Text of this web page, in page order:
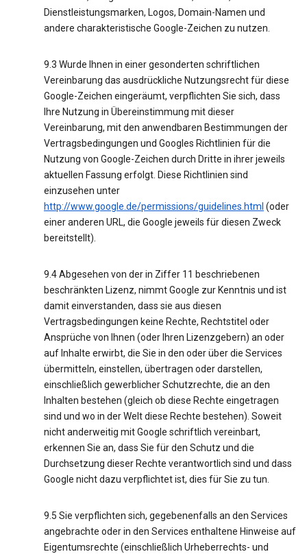
Dienstleistungsmarken, Logos, Domain-Namen und
andere charakteristische Google-Zeichen zu nutzen.
9.3 Wurde Ihnen in einer gesonderten schriftlichen
Vereinbarung das ausdrückliche Nutzungsrecht für diese
Google-Zeichen eingeräumt, verpflichten Sie sich, dass
Ihre Nutzung in Übereinstimmung mit dieser
Vereinbarung, mit den anwendbaren Bestimmungen der
Vertragsbedingungen und Googles Richtlinien für die
Nutzung von Google-Zeichen durch Dritte in ihrer jeweils
aktuellen Fassung erfolgt. Diese Richtlinien sind
einzusehen unter
http://www.google.de/permissions/guidelines.html (oder
einer anderen URL, die Google jeweils für diesen Zweck
bereitstellt).
9.4 Abgesehen von der in Ziffer 11 beschriebenen
beschränkten Lizenz, nimmt Google zur Kenntnis und ist
damit einverstanden, dass sie aus diesen
Vertragsbedingungen keine Rechte, Rechtstitel oder
Ansprüche von Ihnen (oder Ihren Lizenzgebern) an oder
auf Inhalte erwirbt, die Sie in den oder über die Services
übermitteln, einstellen, übertragen oder darstellen,
einschließlich gewerblicher Schutzrechte, die an den
Inhalten bestehen (gleich ob diese Rechte eingetragen
sind und wo in der Welt diese Rechte bestehen). Soweit
nicht anderweitig mit Google schriftlich vereinbart,
erkennen Sie an, dass Sie für den Schutz und die
Durchsetzung dieser Rechte verantwortlich sind und dass
Google nicht dazu verpflichtet ist, dies für Sie zu tun.
9.5 Sie verpflichten sich, gegebenenfalls an den Services
angebrachte oder in den Services enthaltene Hinweise auf
Eigentumsrechte (einschließlich Urheberrechts- und